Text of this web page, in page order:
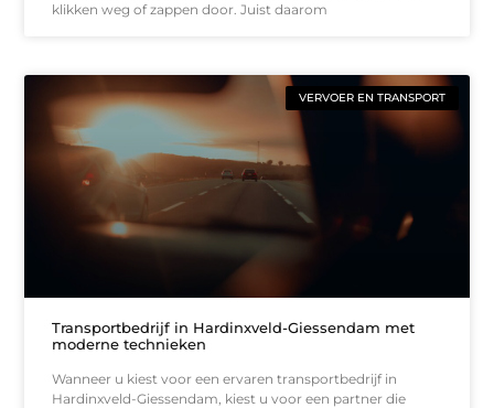
klikken weg of zappen door. Juist daarom
VERVOER EN TRANSPORT
Transportbedrijf in Hardinxveld-Giessendam met
moderne technieken
Wanneer u kiest voor een ervaren transportbedrijf in
Hardinxveld-Giessendam, kiest u voor een partner die